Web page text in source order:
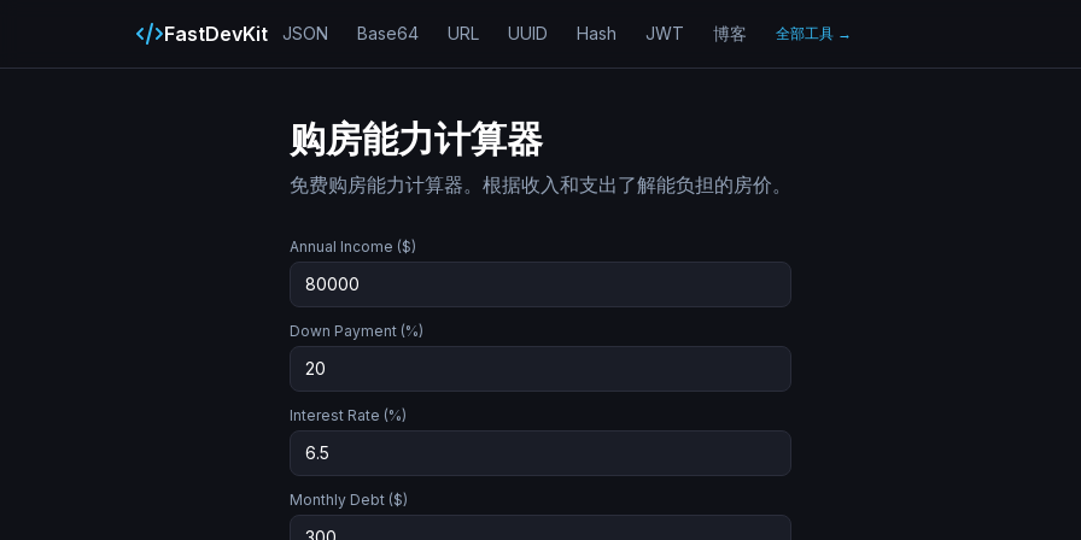
FastDevKit JSON Base64 URL UUID Hash JWT 博客 全部工具 →
购房能力计算器
免费购房能力计算器。根据收入和支出了解能负担的房价。
Annual Income ($)
Down Payment (%)
Interest Rate (%)
Monthly Debt ($)